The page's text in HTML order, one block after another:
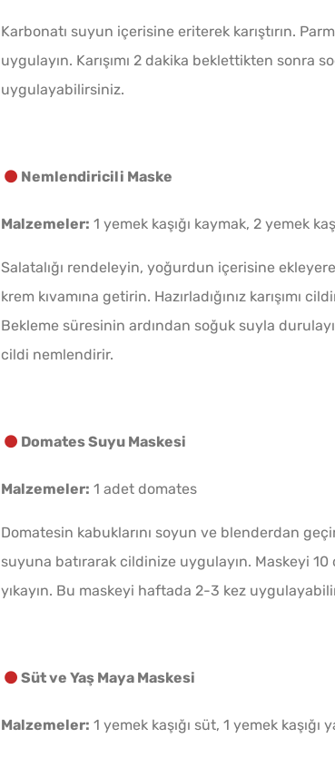
Karbonatı suyun içerisine eriterek karıştırın.
uygulayın. Karışımı 2 dakika beklettikten sonra
uygulayabilirsiniz.
Nemlendiricili Maske
Malzemeler: 1 yemek kaşığı kaymak, 2 yemek
Salatalığı rendeleyin, yoğurdun içerisine
krem kıvamına getirin. Hazırladığınız karışımı
Bekleme süresinin ardından soğuk suyla
cildi nemlendirir.
Domates Suyu Maskesi
Malzemeler: 1 adet domates
Domatesin kabuklarını soyun ve blenderdan
suyuna batırarak cildinize uygulayın. Maskeyi
yıkayın. Bu maskeyi haftada 2-3 kez
Süt ve Yaş Maya Maskesi
Malzemeler: 1 yemek kaşığı süt, 1 yemek kaşığı